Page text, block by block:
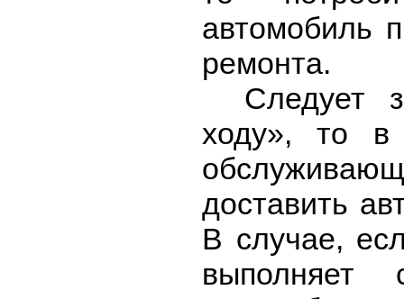
автомобиль
ремонта.
Следует
ходу», то в
доставить
В случае,
выполняет